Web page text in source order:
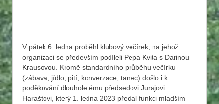
V pátek 6. ledna proběhl klubový večírek, na jehož
organizaci se především podíleli Pepa Kvita s Darinou
Krausovou. Kromě standardního průběhu večírku
(zábava, jídlo, pití, konverzace, tanec) došlo i k
poděkování dlouholetému předsedovi Jurajovi
Haraštovi, který 1. ledna 2023 předal funkci mladším